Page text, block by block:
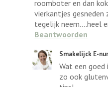
roomboter en dan
vierkantjes
tegelijk neem....heel
Beantwoorden
Smakelijck E-
Wat een goed
zo ook